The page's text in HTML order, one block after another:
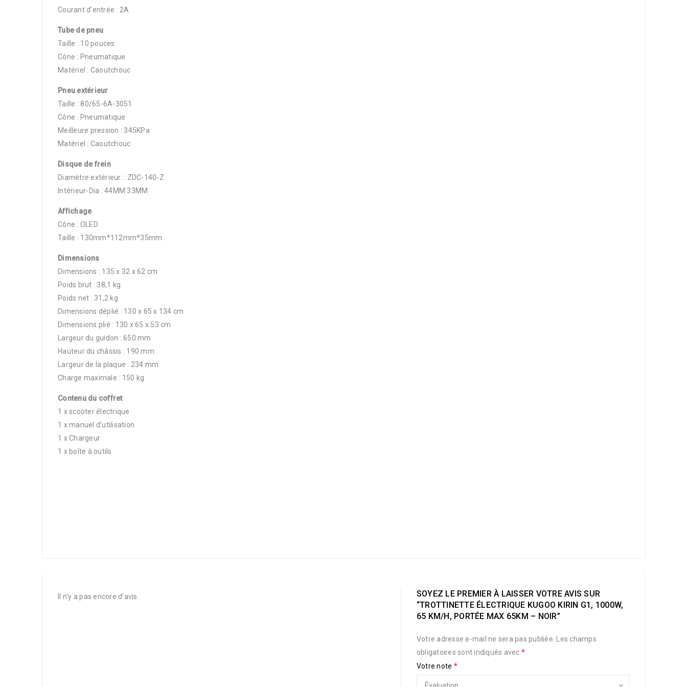
Courant d’entrée : 2A
Tube de pneu
Taille : 10 pouces
Cône : Pneumatique
Matériel : Caoutchouc
Pneu extérieur
Taille : 80/65-6A-3051
Cône : Pneumatique
Meilleure pression : 345KPa
Matériel : Caoutchouc
Disque de frein
Diamètre extérieur. : ZDC-140-Z
Intérieur-Dia : 44MM 33MM
Affichage
Cône : OLED
Taille : 130mm*112mm*35mm
Dimensions
Dimensions : 135 x 32 x 62 cm
Poids brut : 38,1 kg
Poids net : 31,2 kg
Dimensions déplié : 130 x 65 x 134 cm
Dimensions plié : 130 x 65 x 53 cm
Largeur du guidon : 650 mm
Hauteur du châssis : 190 mm
Largeur de la plaque : 234 mm
Charge maximale : 150 kg
Contenu du coffret
1 x scooter électrique
1 x manuel d’utilisation
1 x Chargeur
1 x boîte à outils
Il n’y a pas encore d’avis.
SOYEZ LE PREMIER À LAISSER VOTRE AVIS SUR
“TROTTINETTE ÉLECTRIQUE KUGOO KIRIN G1, 1000W,
65 KM/H, PORTÉE MAX 65KM – NOIR”
Votre adresse e-mail ne sera pas publiée.
Les champs
obligatoires sont indiqués avec *
Votre note *